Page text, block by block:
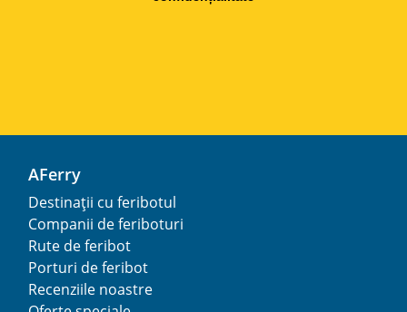
AFerry
Destinații cu feribotul
Companii de feriboturi
Rute de feribot
Porturi de feribot
Recenziile noastre